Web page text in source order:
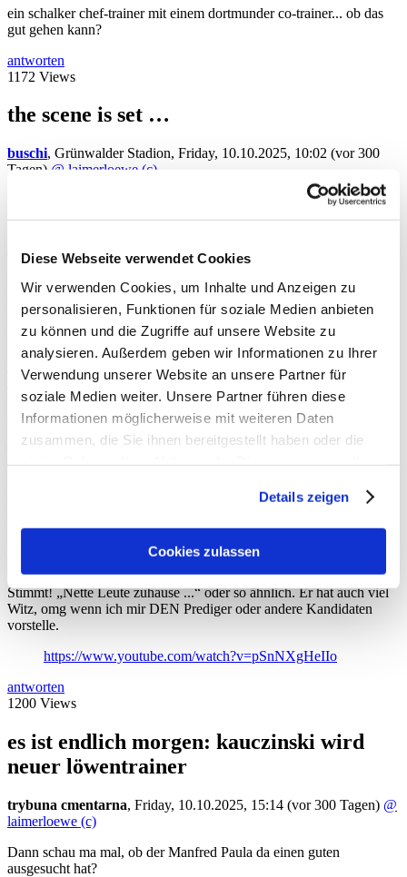
Diese Webseite verwendet Cookies
Wir verwenden Cookies, um Inhalte und Anzeigen zu
personalisieren, Funktionen für soziale Medien anbieten
zu können und die Zugriffe auf unsere Website zu
analysieren. Außerdem geben wir Informationen zu Ihrer
Verwendung unserer Website an unsere Partner für
soziale Medien weiter. Unsere Partner führen diese
Informationen möglicherweise mit weiteren Daten
zusammen, die Sie ihnen bereitgestellt haben oder die
Sie unsere Webseite weiterhin nutzen.
Details zeigen
Cookies zulassen
ein schalker chef-trainer mit einem dortmunder co-trainer... ob das
gut gehen kann?
antworten
1172 Views
the scene is set …
buschi, Grünwalder Stadion, Friday, 10.10.2025, 10:02 (vor 300
Tagen) @ laimerloewe (c)
Passt auch: Werner Lorant hat ja sowohl für Dortmund als auch für
Schalke gespielt
1169 Views
Ich find dieses Interview hier ziemlich
cool
Kraiburger Friday, 10.10.2025, 09:58
laimerloewe (c)
https://www.youtube.com/watch?v=pSnNXgHeIIo
antworten
Ich find dieses Interview hier ziemlich
cool
Friday, 10.10.2025, 10:39(vor 300 Tagen)
Stimmt! „Nette Leute zuhause ...“ oder so ähnlich. Er hat auch viel
Witz, omg wenn ich mir DEN Prediger oder andere Kandidaten
vorstelle.
https://www.youtube.com/watch?v=pSnNXgHeIIo
antworten
1200 Views
es ist endlich morgen: kauczinski wird
neuer löwentrainer
trybuna cmentarna, Friday, 10.10.2025, 15:14 (vor 300 Tagen) @
laimerloewe (c)
Dann schau ma mal, ob der Manfred Paula da einen guten
ausgesucht hat?